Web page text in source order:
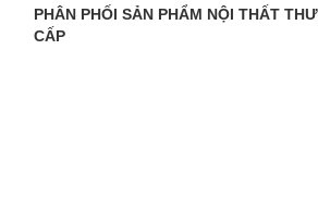
PHÂN PHỐI SẢN PHẨM NỘI THẤT
CẤP